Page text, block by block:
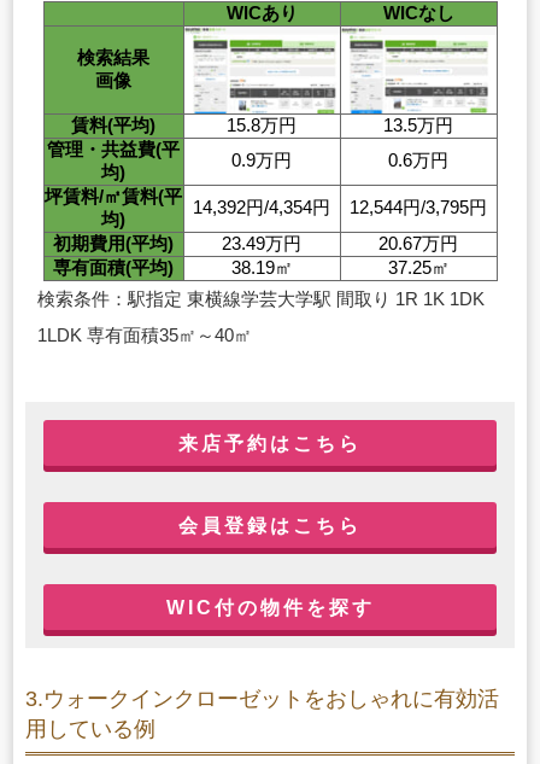
WICあり WICなし
検索結果
画像
賃料(平均) 15.8万円
13.5万円
管理・共益費(平
均)
0.9万円
0.6万円
坪賃料/㎡賃料(平
均)
14,392円/4,354円
12,544円/3,795円
初期費用(平均)
23.49万円
20.67万円
専有面積(平均)
38.19㎡
37.25㎡
検索条件：駅指定 東横線学芸大学駅 間取り 1R 1K 1DK
1LDK 専有面積35㎡～40㎡
来店予約はこちら
会員登録はこちら
WIC付の物件を探す
3.ウォークインクローゼットをおしゃれに有効活
用している例